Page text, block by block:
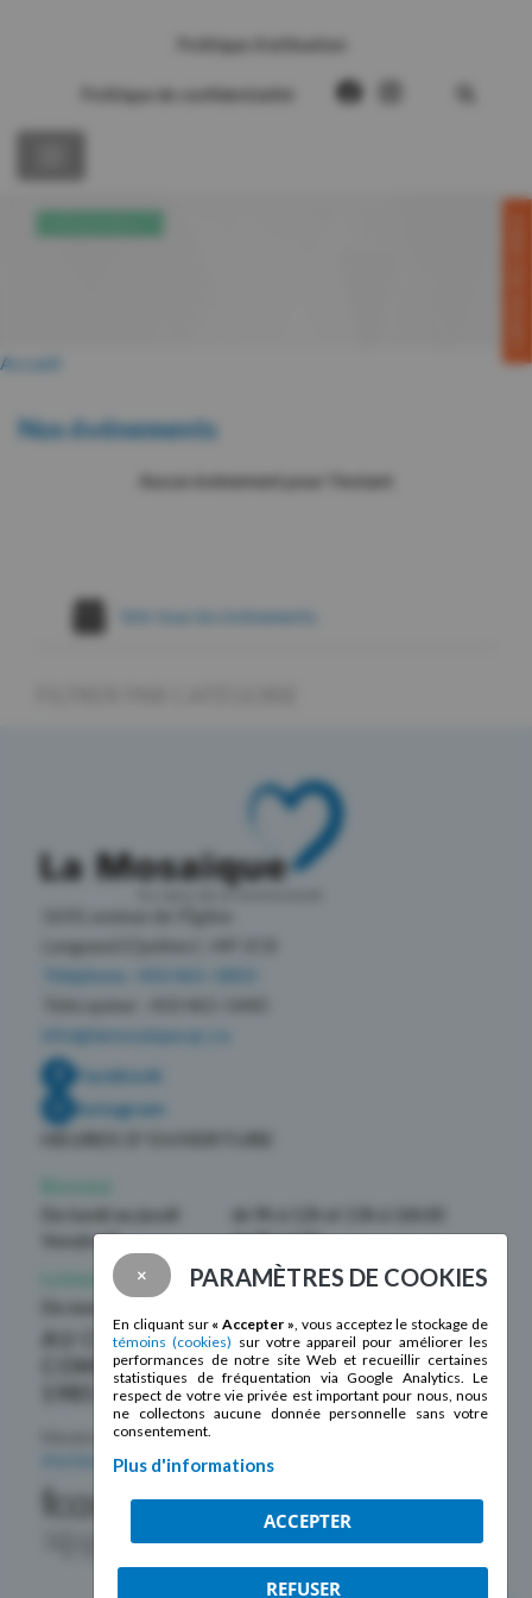
Politique d’utilisation
Politique de confidentialité
Accueil
Nos événements
Aucun événement pour l'instant
Voir tous les évènements
Longueuil (Québec) J4P 2C8
Téléphone : 450 465-1803
info@lamosaique.qc.ca
Facebook
Instagram
Vendredi
de 9h à 12h
La boutique La Mosaïque
Du mardi au samedi
AU CŒUR DE LA
COMMUNAUTÉ DEPUIS
Membre de laFédération des centres
d’action bénévole du Québec
× PARAMÈTRES DE COOKIES
En cliquant sur « Accepter », vous acceptez le stockage de
témoins (cookies) sur votre appareil pour améliorer les
performances de notre site Web et recueillir certaines
statistiques de fréquentation via Google Analytics. Le
respect de votre vie privée est important pour nous, nous
ne collectons aucune donnée personnelle sans votre
consentement.
Plus d'informations
ACCEPTER
REFUSER